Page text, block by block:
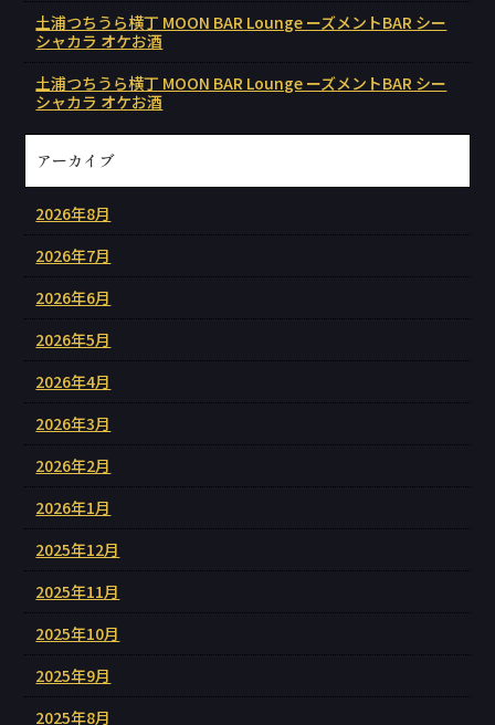
土浦つちうら横丁 MOON BAR Lounge ーズメントBAR シー
シャカラ オケお酒
土浦つちうら横丁 MOON BAR Lounge ーズメントBAR シー
シャカラ オケお酒
アーカイブ
2026年8月
2026年7月
2026年6月
2026年5月
2026年4月
2026年3月
2026年2月
2026年1月
2025年12月
2025年11月
2025年10月
2025年9月
2025年8月